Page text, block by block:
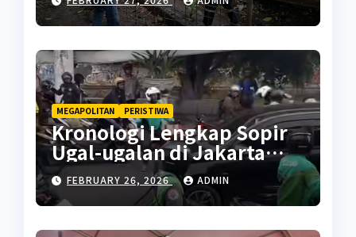
MEGAPOLITAN PERISTIWA
Kronologi Lengkap Sopir
Ugal-ugalan di Jakarta
Pusat
FEBRUARY 26, 2026 ADMIN